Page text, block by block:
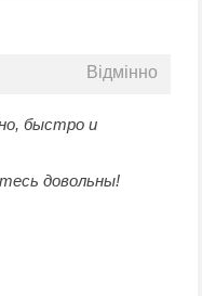
Відмінно
быстро и
довольны!